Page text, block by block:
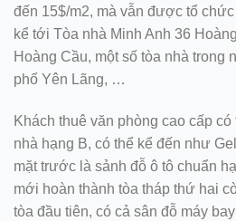
đến 15$/m2, mà vẫn được tổ
kể tới Tòa nhà Minh Anh 36
Hoàng Cầu, một số tòa nhà trong
phố Yên Lãng, …
Khách thuê văn phòng cao cấp
nhà hạng B, có thể kể đến như
mặt trước là sảnh đỗ ô tô chuẩn
mới hoàn thành tòa tháp thứ hai
tòa đầu tiên, có cả sân đỗ máy